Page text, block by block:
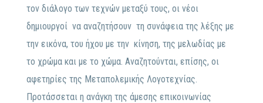
τον διάλογο των τεχνών μεταξύ τους, οι νέοι
δημιουργοί να αναζητήσουν τη συνάφεια της λέξης με
την εικόνα, του ήχου με την κίνηση, της μελωδίας με
το χρώμα και με το χώμα. Αναζητούνται, επίσης, οι
αφετηρίες της Μεταπολεμικής Λογοτεχνίας.
Προτάσσεται η ανάγκη της άμεσης επικοινωνίας